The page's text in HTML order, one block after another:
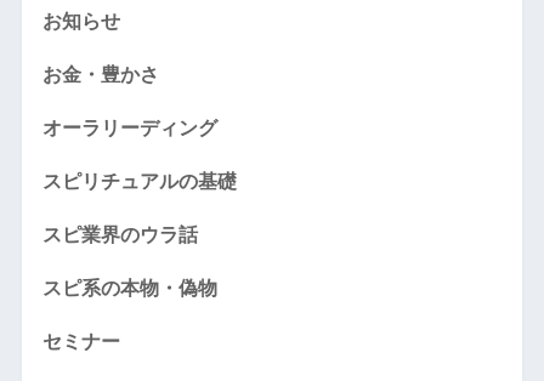
お知らせ
お金・豊かさ
オーラリーディング
スピリチュアルの基礎
スピ業界のウラ話
スピ系の本物・偽物
セミナー